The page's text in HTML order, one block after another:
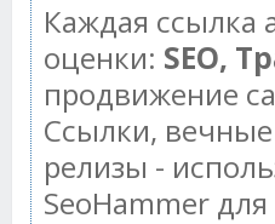
Каждая ссылка
оценки: SEO,
продвижение
Ссылки,
релизы -
SeoHammer